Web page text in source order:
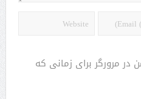
در مرورگر برای زمانی که